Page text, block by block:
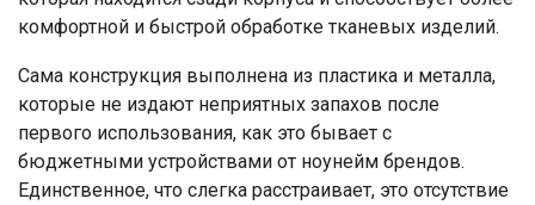
комфортной и быстрой обработке тканевых изделий.
Сама конструкция выполнена из пластика и металла,
которые не издают неприятных запахов после
первого использования, как это бывает с
бюджетными устройствами от ноунейм брендов.
Единственное, что слегка расстраивает, это отсутствие